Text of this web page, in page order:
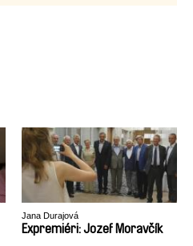
Jana Durajová
Expremiéri: Jozef Moravčík